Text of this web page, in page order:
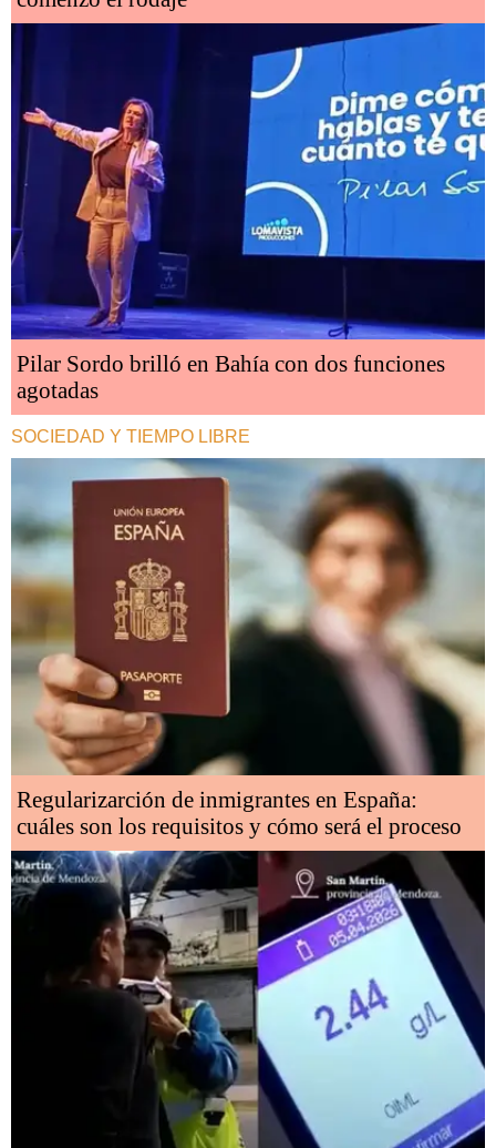
Pilar Sordo brilló en Bahía con dos funciones
agotadas
SOCIEDAD Y TIEMPO LIBRE
Regularizarción de inmigrantes en España:
cuáles son los requisitos y cómo será el proceso